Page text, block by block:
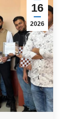
оқыту
білім
16
2026